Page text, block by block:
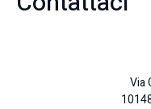
Via